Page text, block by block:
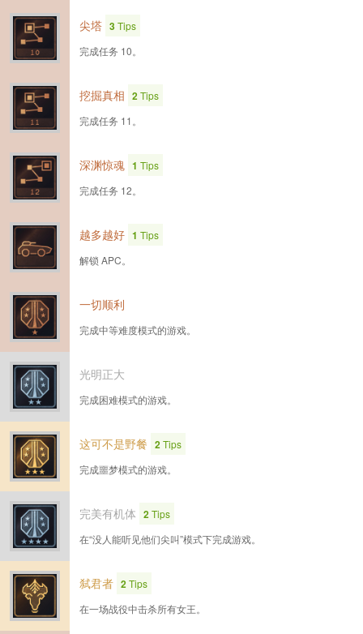
尖塔 3Tips
完成任务 10。
挖掘真相 2Tips
完成任务 11。
深渊惊魂 1 Tips
完成任务 12。
越多越好 1 Tips
解锁 APC。
一切顺利
完成中等难度模式的游戏。
光明正大
完成困难模式的游戏。
这可不是野餐 2Tips
完成噩梦模式的游戏。
完美有机体 2Tips
在“没人能听见他们尖叫”模式下完成游戏。
弑君者 2Tips
在一场战役中击杀所有女王。